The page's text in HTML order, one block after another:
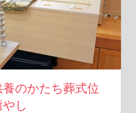
のかたち葬式位
し